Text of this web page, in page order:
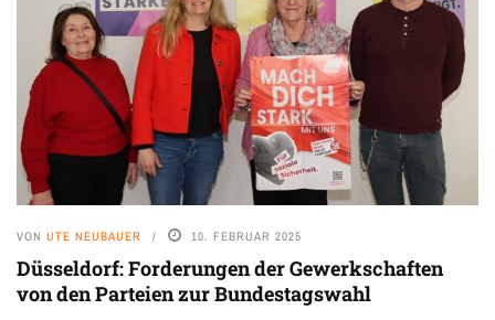
VON UTE NEUBAUER 10. FEBRUAR 2025
Düsseldorf: Forderungen der Gewerkschaften
von den Parteien zur Bundestagswahl